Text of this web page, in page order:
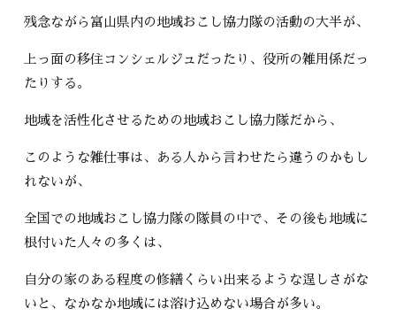
残念ながら富山県内の地域おこし協力隊の活動の大半が、
上っ面の移住コンシェルジュだったり、役所の雑用係だっ
たりする。
地域を活性化させるための地域おこし協力隊だから、
このような雑仕事は、ある人から言わせたら違うのかもし
れないが、
全国での地域おこし協力隊の隊員の中で、その後も地域に
根付いた人々の多くは、
自分の家のある程度の修繕くらい出来るような逞しさがな
いと、なかなか地域には溶け込めない場合が多い。